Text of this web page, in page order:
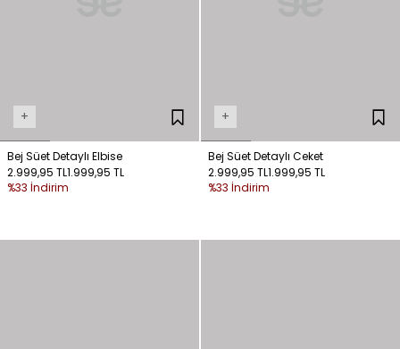
+
Bej Süet Detaylı Elbise
2.999,95 TL1.999,95 TL
%33 İndirim
+
Bej Süet Detaylı Ceket
2.999,95 TL1.999,95 TL
%33 İndirim